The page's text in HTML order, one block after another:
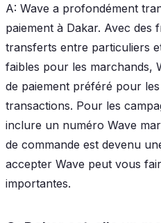
A: Wave a profondément
paiement à Dakar. Avec des
transferts entre particuliers
faibles pour les marchands,
de paiement préféré pour
transactions. Pour les
inclure un numéro Wave
de commande est devenu
accepter Wave peut vous
importantes.